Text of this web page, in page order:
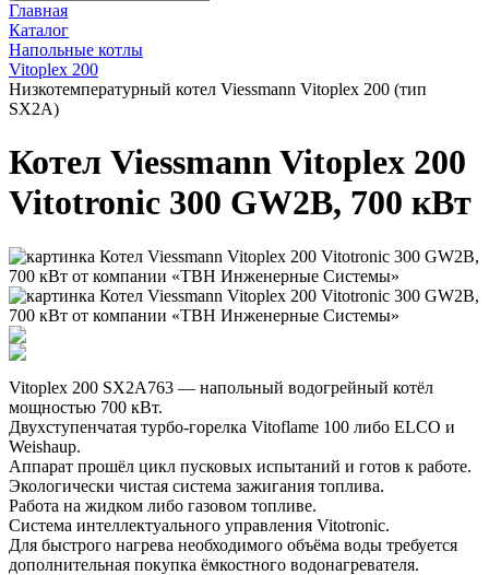
Главная
Каталог
Напольные котлы
Vitoplex 200
Низкотемпературный котел Viessmann Vitoplex 200 (тип
SX2A)
Котел Viessmann Vitoplex 200
Vitotronic 300 GW2B, 700 кВт
Vitoplex 200 SX2A763 — напольный водогрейный котёл
мощностью 700 кВт.
Двухступенчатая турбо-горелка Vitoflame 100 либо ELCO и
Weishaup.
Аппарат прошёл цикл пусковых испытаний и готов к работе.
Экологически чистая система зажигания топлива.
Работа на жидком либо газовом топливе.
Система интеллектуального управления Vitotronic.
Для быстрого нагрева необходимого объёма воды требуется
дополнительная покупка ёмкостного водонагревателя.